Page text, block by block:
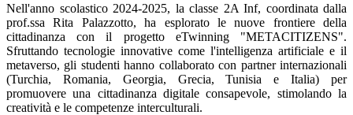
Nell'anno scolastico 2024-2025, la classe 2A Inf, coordinata dalla
prof.ssa Rita Palazzotto, ha esplorato le nuove frontiere della
cittadinanza con il progetto eTwinning "METACITIZENS".
Sfruttando tecnologie innovative come l'intelligenza artificiale e il
metaverso, gli studenti hanno collaborato con partner internazionali
(Turchia, Romania, Georgia, Grecia, Tunisia e Italia) per
promuovere una cittadinanza digitale consapevole, stimolando la
creatività e le competenze interculturali.